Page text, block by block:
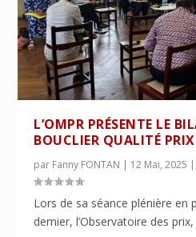
L’OMPR PRÉSENTE LE
BOUCLIER QUALITÉ PRIX
par Fanny FONTAN | 12 Mai, 2025 |
Lors de sa séance plénière en
dernier, l’Observatoire des